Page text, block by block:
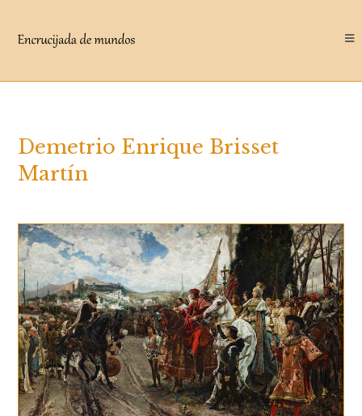
contenido
Demetrio Enrique Brisset
Martín